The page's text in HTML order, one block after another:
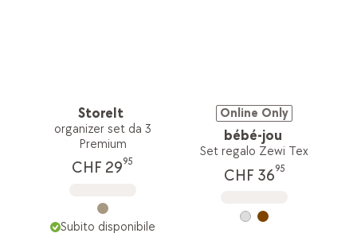
StoreIt
organizer set da 3
Premium
CHF 2995
Subito disponibile
Online Only
bébé-jou
Set regalo Zewi Tex
CHF 3695